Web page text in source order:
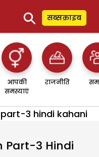
⚲ सब्सक्राइब
आपकी
समस्याएं
राजनीति
3 hindi kahani
Part-3 Hindi